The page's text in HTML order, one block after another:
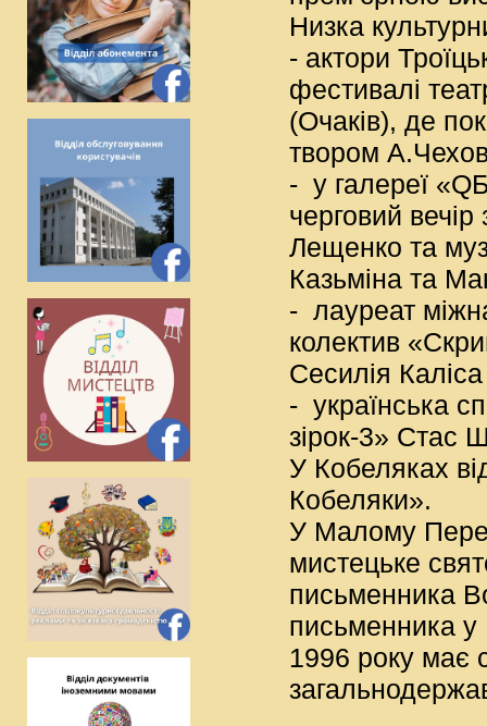
Низка
- актори
фестивалі
(Очаків), де
твором
- у галереї
черговий
Лещенко та
Казьміна та
- лауреат
колектив
Сесилія
- українська
зірок-3» Стас
У Кобеляках
Кобеляки».
У Малому
мистецьке
письменника
письменника
1996 року має